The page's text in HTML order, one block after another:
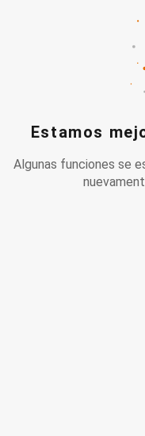
Estamos
Algunas funciones se